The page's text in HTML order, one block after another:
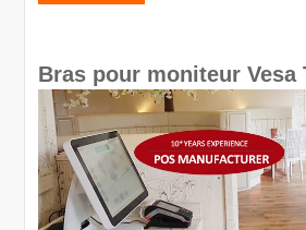
Bras pour moniteur Vesa